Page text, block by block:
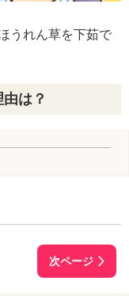
うれん草を下茹で
は？